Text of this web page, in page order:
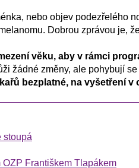
nebo objev podezřelého
Dobrou zprávou je,
věku, aby v rámci
žádné změny, ale pohybují
bezplatné, na vyšetření
stoupá
Františkem Tlapákem